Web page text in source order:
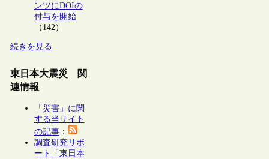
ンツにDOIの
付与を開始
（142）
続きを見る
東日本大震災 関
連情報
「災害」に関
する当サイト
の記事：
調査研究リポ
ート「東日本